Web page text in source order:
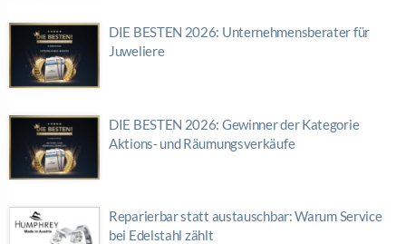
DIE BESTEN 2026: Unternehmensberater für
Juweliere
DIE BESTEN 2026: Gewinner der Kategorie
Aktions- und Räumungsverkäufe
Reparierbar statt austauschbar: Warum Service
bei Edelstahl zählt